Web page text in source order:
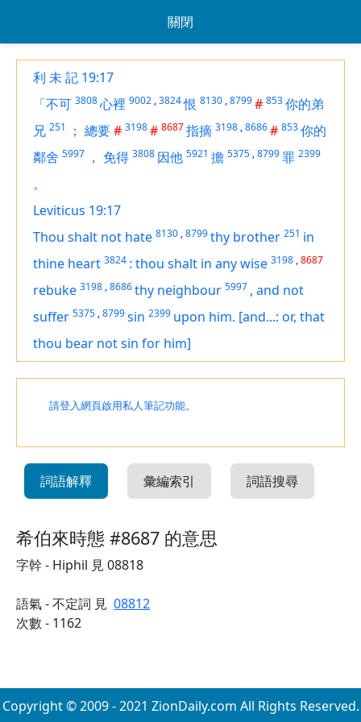
關閉
利 未 記 19:17
「不可 3808心裡 9002 ,3824恨 8130 ,8799# 853你的弟
兄 251 ； 總要# 3198# 8687指摘 3198 ,8686# 853你的
鄰舍 5997 ， 免得 3808 因他 5921 擔 5375 ,8799罪 2399
。
Leviticus 19:17
Thou shalt not hate 8130 ,8799thy brother 251 in
thine heart 3824 : thou shalt in any wise 3198 ,8687
rebuke 3198 ,8686thy neighbour 5997 , and not
suffer 5375 ,8799sin 2399 upon him. [and...: or, that
thou bear not sin for him]
請登入網頁啟用私人筆記功能。
詞語解釋 彙編索引 詞語搜尋
希伯來時態 #8687 的意思
字幹 - Hiphil 見 08818
語氣 - 不定詞 見 08812
次數 - 1162
Copyright © 2009 - 2021 ZionDaily.com All Rights Reserved.